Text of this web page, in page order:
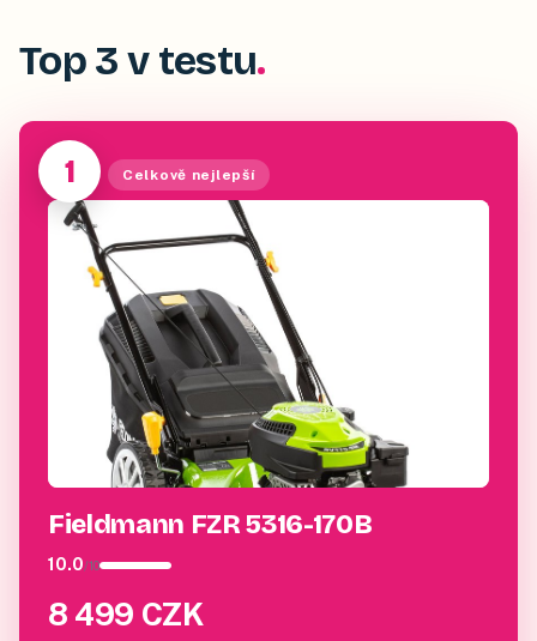
Top 3 v testu
1 Celkově nejlepší
Fieldmann FZR 5316-170B
10.0/10
8 499 CZK